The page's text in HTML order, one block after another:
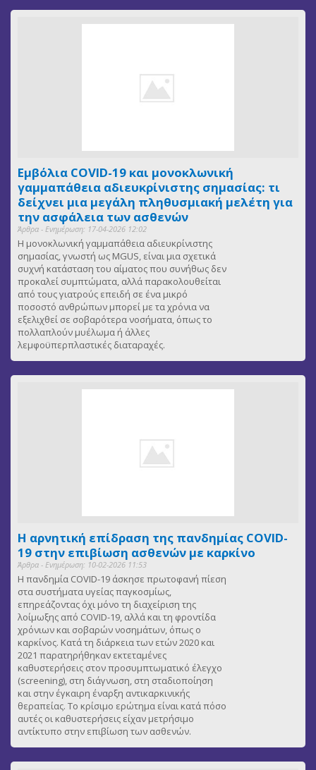
Εμβόλια COVID-19 και μονοκλωνική
γαμμαπάθεια αδιευκρίνιστης σημασίας: τι
δείχνει μια μεγάλη πληθυσμιακή μελέτη για
την ασφάλεια των ασθενών
Άρθρα - Ενημέρωση: 17-04-2026 12:02
Η μονοκλωνική γαμμαπάθεια αδιευκρίνιστης
σημασίας, γνωστή ως MGUS, είναι μια σχετικά
συχνή κατάσταση του αίματος που συνήθως δεν
προκαλεί συμπτώματα, αλλά παρακολουθείται
από τους γιατρούς επειδή σε ένα μικρό
ποσοστό ανθρώπων μπορεί με τα χρόνια να
εξελιχθεί σε σοβαρότερα νοσήματα, όπως το
πολλαπλούν μυέλωμα ή άλλες
λεμφοϋπερπλαστικές διαταραχές.
Η αρνητική επίδραση της πανδημίας COVID-
19 στην επιβίωση ασθενών με καρκίνο
Άρθρα - Ενημέρωση: 10-02-2026 11:53
Η πανδημία COVID-19 άσκησε πρωτοφανή πίεση
στα συστήματα υγείας παγκοσμίως,
επηρεάζοντας όχι μόνο τη διαχείριση της
λοίμωξης από COVID-19, αλλά και τη φροντίδα
χρόνιων και σοβαρών νοσημάτων, όπως ο
καρκίνος. Κατά τη διάρκεια των ετών 2020 και
2021 παρατηρήθηκαν εκτεταμένες
καθυστερήσεις στον προσυμπτωματικό έλεγχο
(screening), στη διάγνωση, στη σταδιοποίηση
και στην έγκαιρη έναρξη αντικαρκινικής
θεραπείας. Το κρίσιμο ερώτημα είναι κατά πόσο
αυτές οι καθυστερήσεις είχαν μετρήσιμο
αντίκτυπο στην επιβίωση των ασθενών.